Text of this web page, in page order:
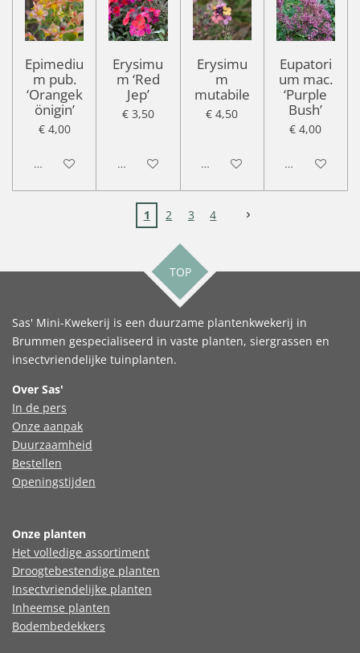
Epimediu
m pub.
‘Orangek
önigin’
€ 4,00
Uitgeschakeld
Erysimu
m ‘Red
Jep’
€ 3,50
Uitgeschakeld
Erysimu
m
mutabile
€ 4,50
Uitgeschakeld
Eupatori
um mac.
‘Purple
Bush’
€ 4,00
Uitgeschakeld
1 2 3 4
TOP
Sas' Mini-Kwekerij is een duurzame plantenkwekerij in
Brummen gespecialiseerd in vaste planten, siergrassen en
insectvriendelijke tuinplanten.
Over Sas'
In de pers
Onze aanpak
Duurzaamheid
Bestellen
Openingstijden
Onze planten
Het volledige assortiment
Droogtebestendige planten
Insectvriendelijke planten
Inheemse planten
Bodembedekkers